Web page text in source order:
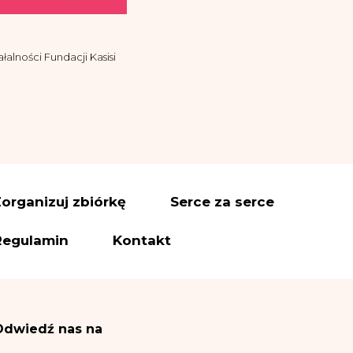
Fundacji Kasisi
zbiórkę Serce za serce
Kontakt
nas na